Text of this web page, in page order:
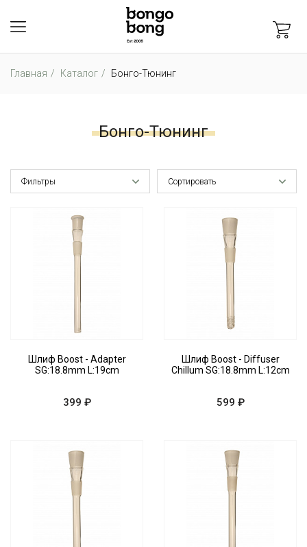
Главная Каталог Бонго-Тюнинг
Бонго-Тюнинг
Фильтры Сортировать
Шлиф Boost - Adapter
SG:18.8mm L:19cm
399 ₽
Шлиф Boost - Diffuser
Chillum SG:18.8mm L:12cm
599 ₽